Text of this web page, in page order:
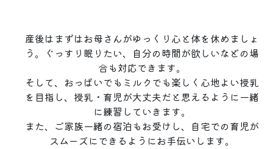
産後はまずはお母さんがゆっくり心と体を休めましょ
う。ぐっすり眠りたい、自分の時間が欲しいなどの場
合も対応できます。
そして、おっぱいでもミルクでも楽しく心地よい授乳
を目指し、授乳・育児が大丈夫だと思えるように一緒
に練習していきます。
また、ご家族一緒の宿泊もお受けし、自宅での育児が
スムーズにできるようにお手伝いします。